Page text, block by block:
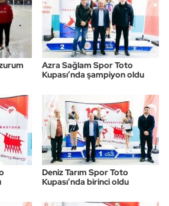
Azra Sağlam Spor Toto
Kupası’nda şampiyon oldu
Deniz Tarım Spor Toto
Kupası’nda birinci oldu
Fitness